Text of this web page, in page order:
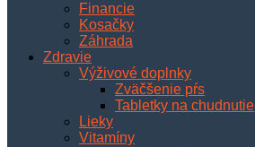
Financie
Kosačky
Záhrada
Zdravie
Výživové doplnky
Zväčšenie pŕs
Tabletky na chudnutie
Lieky
Vitamíny